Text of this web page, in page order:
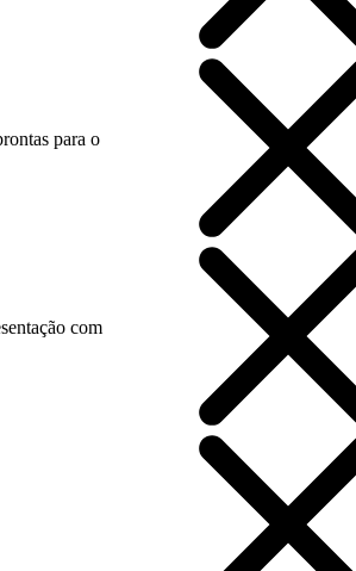
para o
com